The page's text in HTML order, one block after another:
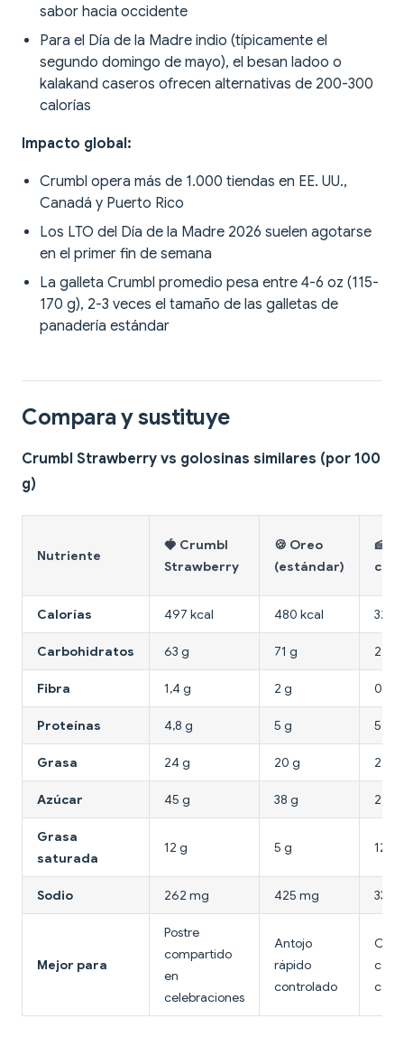
sabor hacia occidente
Para el Día de la Madre indio (típicamente el
segundo domingo de mayo), el besan ladoo o
kalakand caseros ofrecen alternativas de 200-300
calorías
Impacto global:
Crumbl opera más de 1.000 tiendas en EE. UU.,
Canadá y Puerto Rico
Los LTO del Día de la Madre 2026 suelen agotarse
en el primer fin de semana
La galleta Crumbl promedio pesa entre 4-6 oz (115-
170 g), 2-3 veces el tamaño de las galletas de
panadería estándar
Compara y sustituye
Crumbl Strawberry vs golosinas similares (por 100
g)
Nutriente
🍓 Crumbl
Strawberry
🍪 Oreo
(estándar)
🍰
Calorías 497 kcal 480 kcal 321
Carbohidratos 63 g 71 g 26 g
Fibra 1,4 g 2 g 0,4 g
Proteínas 4,8 g 5 g 5,5 g
Grasa 24 g 20 g 22 g
Azúcar 45 g 38 g 22 g
Grasa
saturada
12 g 5 g 12 g
Sodio 262 mg 425 mg 332
Mejor para
Postre
compartido
en
celebraciones
Antojo
rápido
controlado
con